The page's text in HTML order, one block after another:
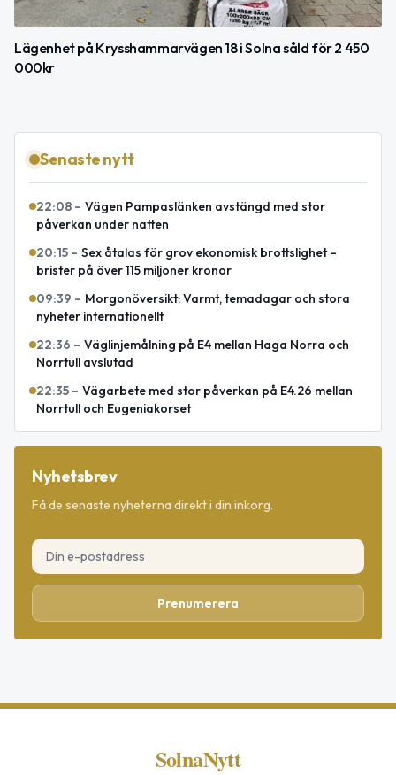
Lägenhet på Krysshammarvägen 18 i Solna såld för 2 450
000kr
Senaste nytt
22:08 – Vägen Pampaslänken avstängd med stor
påverkan under natten
20:15 – Sex åtalas för grov ekonomisk brottslighet –
brister på över 115 miljoner kronor
09:39 – Morgonöversikt: Varmt, temadagar och stora
nyheter internationellt
22:36 – Väglinjemålning på E4 mellan Haga Norra och
Norrtull avslutad
22:35 – Vägarbete med stor påverkan på E4.26 mellan
Norrtull och Eugeniakorset
Nyhetsbrev
Få de senaste nyheterna direkt i din inkorg.
Prenumerera
SolnaNytt